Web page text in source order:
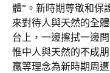
體”。新時期尊敬和保
來對待人與天然的全
台上，一邊擦拭一邊
惟中人與天然的不成
贏等理念為新時期周